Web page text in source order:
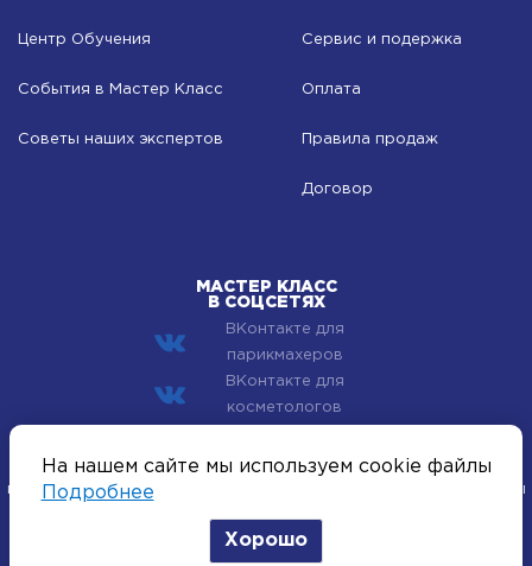
Центр Обучения
События в Мастер Класс
Советы наших экспертов
Сервис и подержка
Оплата
Правила продаж
Договор
МАСТЕР КЛАСС
В СОЦСЕТЯХ
ВКонтакте для
парикмахеров
ВКонтакте для
косметологов
© 2002–2026 Компания Мастер Класс - профессиональная
косметика для лица, тела и волос. Все хиты индустрии красоты
На нашем сайте мы используем cookie файлы
Подробнее
Хорошо